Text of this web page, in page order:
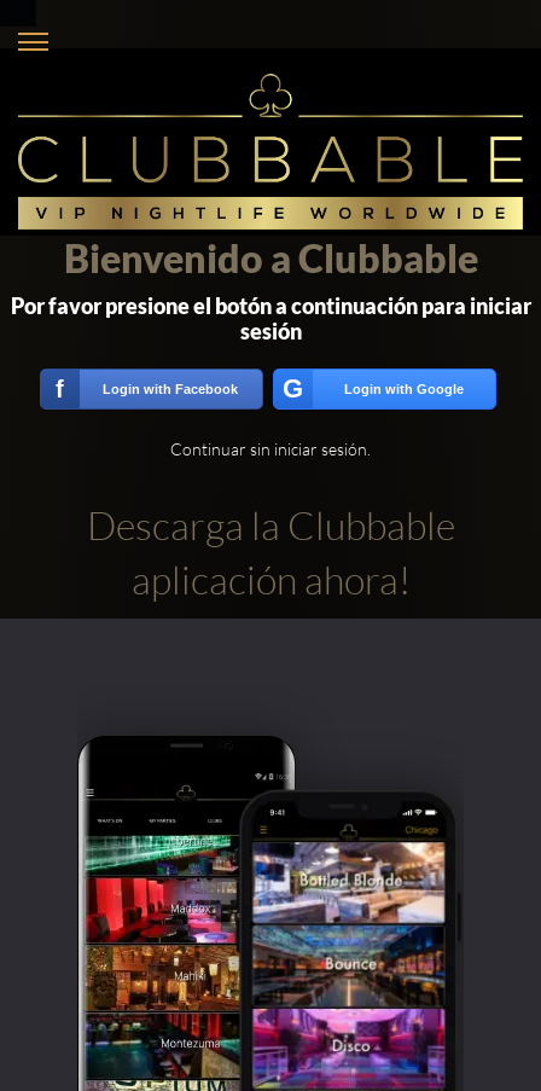
sociales:
Bienvenido a Clubbable
Por favor presione el botón a continuación para iniciar
sesión
f Login with Facebook G Login with Google
Continuar sin iniciar sesión.
Descarga la Clubbable
aplicación ahora!